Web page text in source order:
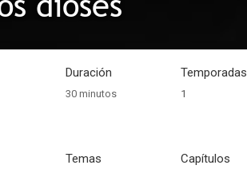
Duración
30 minutos
Temporadas
1
Temas Capítulos